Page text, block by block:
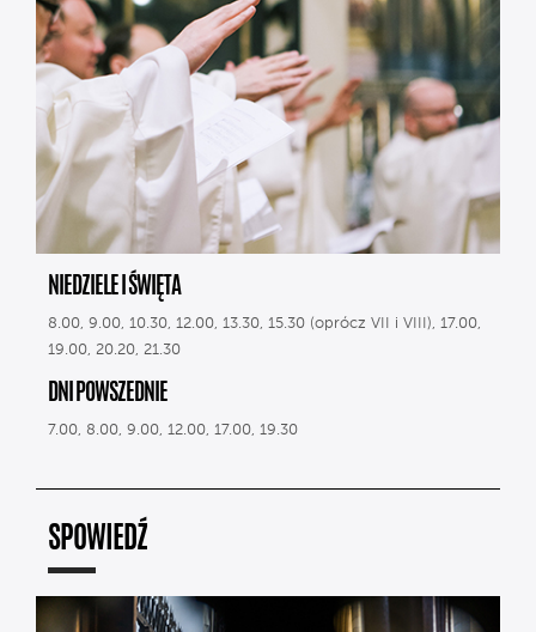
NIEDZIELE I ŚWIĘTA
8.00, 9.00, 10.30, 12.00, 13.30, 15.30 (oprócz VII i VIII), 17.00,
19.00, 20.20, 21.30
DNI POWSZEDNIE
7.00, 8.00, 9.00, 12.00, 17.00, 19.30
SPOWIEDŹ